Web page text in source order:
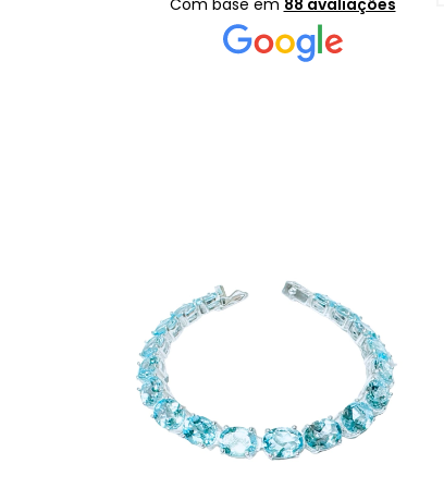
impressionada e achou maravilhoso. O brinco
diferenciado, entrega pontual, com certeza irei